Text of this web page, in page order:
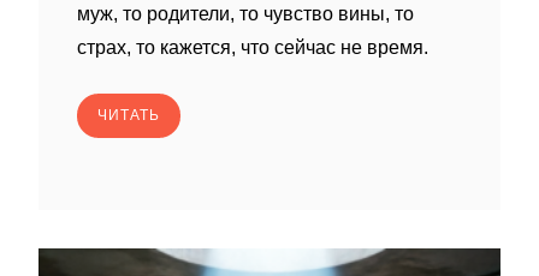
муж, то родители, то чувство вины, то
страх, то кажется, что сейчас не время.
ЧИТАТЬ